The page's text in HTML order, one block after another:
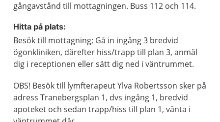
gångavstånd till mottagningen. Buss 112 och 114.
Hitta på plats:
Besök till mottagning; Gå in ingång 3 bredvid
ögonkliniken, därefter hiss/trapp till plan 3, anmäl
dig i receptionen eller sätt dig ned i väntrummet.
OBS! Besök till lymfterapeut Ylva Robertsson sker på
adress Tranebergsplan 1, dvs ingång 1, bredvid
apoteket och sedan trapp/hiss till plan 1, vänta i